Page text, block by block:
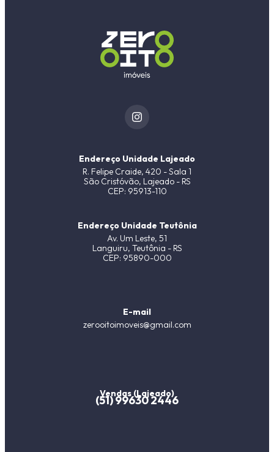
Endereço Unidade Lajeado
R. Felipe Craide, 420 - Sala 1
São Cristóvão, Lajeado - RS
CEP: 95913-110
Endereço Unidade Teutônia
Av. Um Leste, 51
Languiru, Teutônia - RS
CEP: 95890-000
E-mail
zerooitoimoveis@gmail.com
Vendas (Lajeado)
(51) 99630 2446